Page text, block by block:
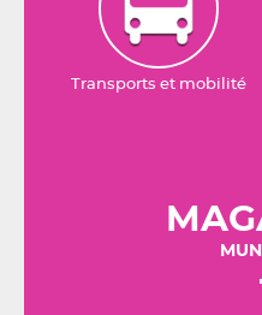
Transports et mobilité